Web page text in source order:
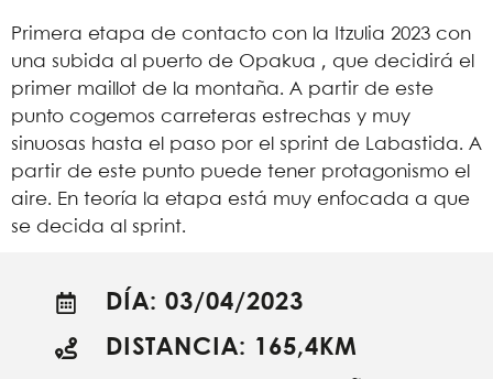
Primera etapa de contacto con la Itzulia 2023 con
una subida al puerto de Opakua , que decidirá el
primer maillot de la montaña. A partir de este
punto cogemos carreteras estrechas y muy
sinuosas hasta el paso por el sprint de Labastida. A
partir de este punto puede tener protagonismo el
aire. En teoría la etapa está muy enfocada a que
se decida al sprint.
DÍA: 03/04/2023
DISTANCIA: 165,4KM